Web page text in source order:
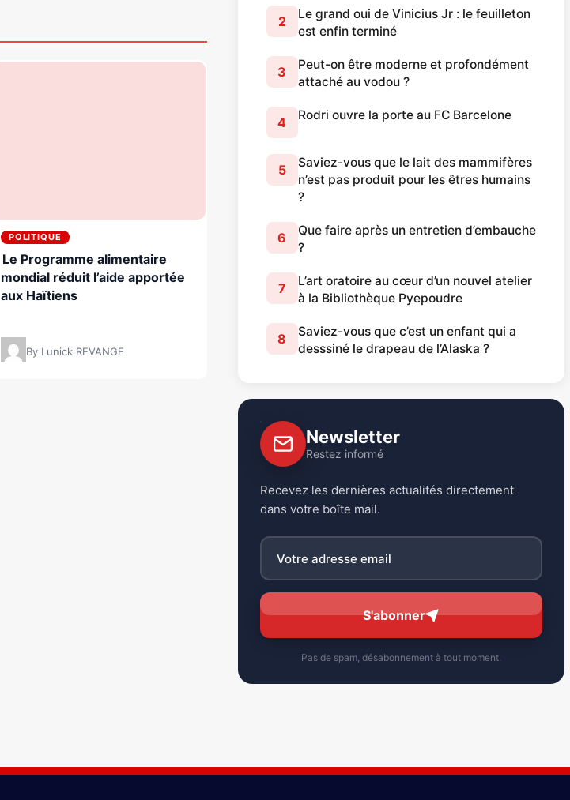
POLITIQUE
Le Programme alimentaire
mondial réduit l’aide apportée
aux Haïtiens
By Lunick REVANGE
2
Le grand oui de Vinicius Jr : le feuilleton
est enfin terminé
3
Peut-on être moderne et profondément
attaché au vodou ?
4 Rodri ouvre la porte au FC Barcelone
5
Saviez-vous que le lait des mammifères
n’est pas produit pour les êtres humains
?
6
Que faire après un entretien d’embauche
?
7
L’art oratoire au cœur d’un nouvel atelier
à la Bibliothèque Pyepoudre
8
Saviez-vous que c’est un enfant qui a
desssiné le drapeau de l’Alaska ?
Newsletter
Restez informé
Recevez les dernières actualités directement
dans votre boîte mail.
S'abonner
Pas de spam, désabonnement à tout moment.